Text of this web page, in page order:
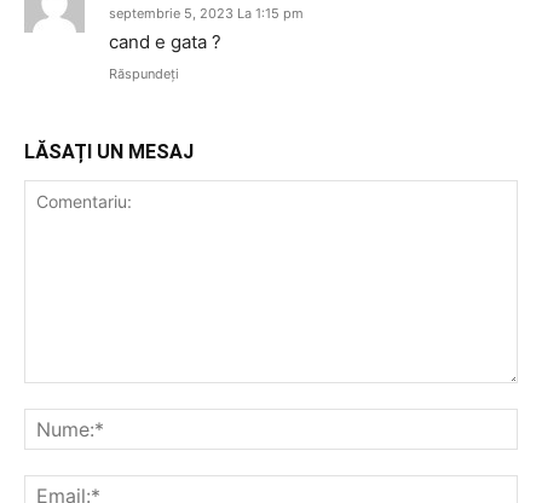
septembrie 5, 2023 La 1:15 pm
cand e gata ?
Răspundeți
LĂSAȚI UN MESAJ